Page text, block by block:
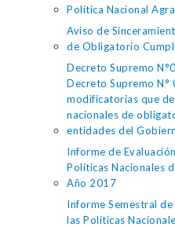
Política Nacional
Aviso de
de Obligatorio
Decreto Supremo
Decreto Supremo
modificatorias que
nacionales de
entidades del
Informe de
Políticas Nacionales
Año 2017
Informe Semestral
las Políticas